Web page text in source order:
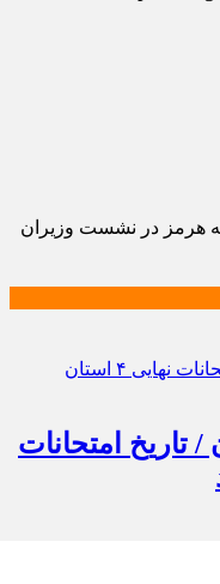
هرمز در نشست وزیران
تاریخ امتحانات